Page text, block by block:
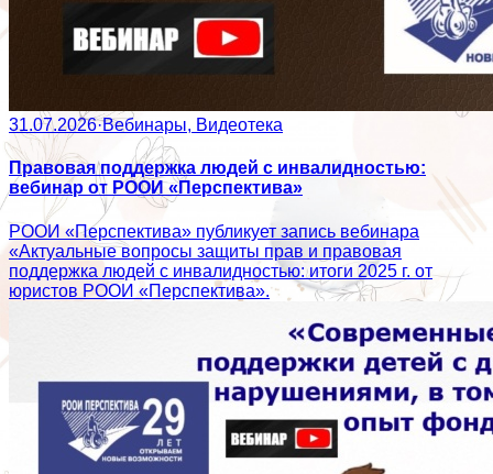
31.07.2026·Вебинары, Видеотека
Правовая поддержка людей с инвалидностью:
вебинар от РООИ «Перспектива»
РООИ «Перспектива» публикует запись вебинара
«Актуальные вопросы защиты прав и правовая
поддержка людей с инвалидностью: итоги 2025 г. от
юристов РООИ «Перспектива».